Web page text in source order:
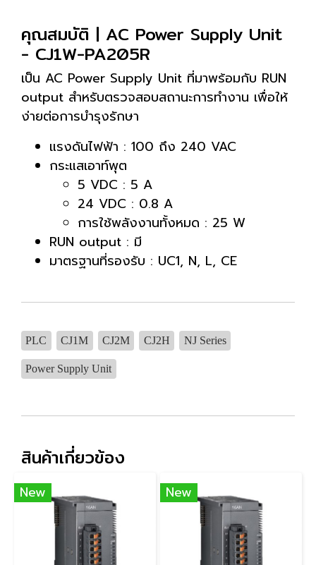
คุณสมบัติ | AC Power Supply Unit
- CJ1W-PA205R
เป็น AC Power Supply Unit ที่มาพร้อมกับ RUN
output สำหรับตรวจสอบสถานะการทำงาน เพื่อให้
ง่ายต่อการบำรุงรักษา
แรงดันไฟฟ้า : 100 ถึง 240 VAC
กระแสเอาท์พุต
5 VDC : 5 A
24 VDC : 0.8 A
การใช้พลังงานทั้งหมด : 25 W
RUN output : มี
มาตรฐานที่รองรับ : UC1, N, L, CE
PLC CJ1M CJ2M CJ2H NJ Series
Power Supply Unit
สินค้าเกี่ยวข้อง
New New